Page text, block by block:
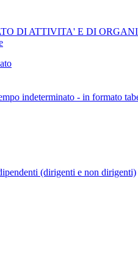
DI ATTIVITA' E DI
indeterminato - in formato
(dirigenti e non dirigenti)